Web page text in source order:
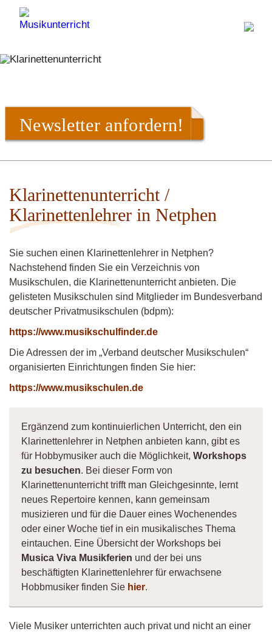
Newsletter anfordern!
Klarinettenunterricht /
Klarinettenlehrer in Netphen
Sie suchen einen Klarinettenlehrer in Netphen?
Nachstehend finden Sie ein Verzeichnis von
Musikschulen, die Klarinettenunterricht anbieten. Die
gelisteten Musikschulen sind Mitglieder im Bundesverband
deutscher Privatmusikschulen (bdpm):
https://www.musikschulfinder.de
Die Adressen der im „Verband deutscher Musikschulen“
organisierten Einrichtungen finden Sie hier:
https://www.musikschulen.de
Ergänzend zum kontinuierlichen Unterricht, den ein
Klarinettenlehrer in Netphen anbieten kann, gibt es
für Hobbymusiker auch die Möglichkeit, Workshops
zu besuchen. Bei dieser Form von
Klarinettenunterricht trifft man Gleichgesinnte, lernt
neues Repertoire kennen, kann gemeinsam
musizieren und für die Dauer eines Wochenendes
oder einer Woche tief in ein musikalisches Thema
eintauchen. Eine Übersicht der Workshops bei
Musica Viva Musikferien und der bei uns
beschäftigten Klarinettenlehrer für erwachsene
Hobbmusiker finden Sie hier.
Viele Musiker unterrichten auch privat und nicht an einer